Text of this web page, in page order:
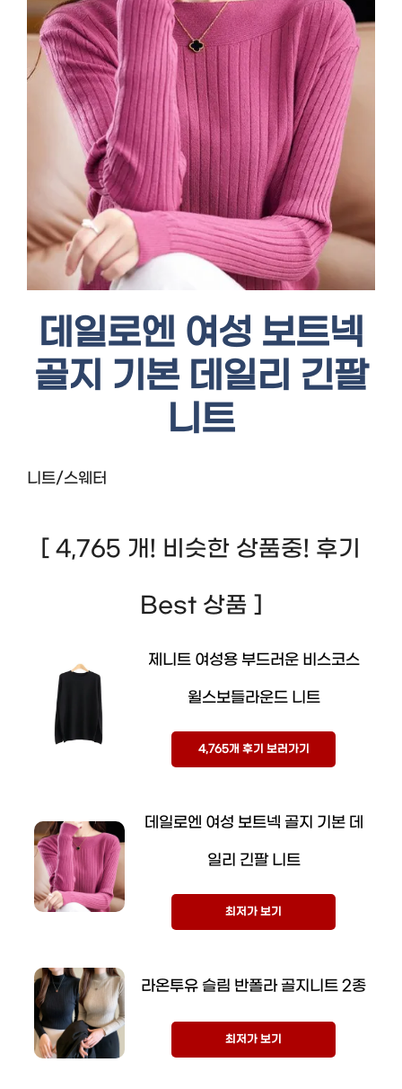
데일로엔 여성 보트넥
골지 기본 데일리 긴팔
니트
니트/스웨터
[ 4,765 개! 비슷한 상품중! 후기
Best 상품 ]
제니트 여성용 부드러운 비스코스
윌스보들라운드 니트
4,765개 후기 보러가기
데일로엔 여성 보트넥 골지 기본 데
일리 긴팔 니트
최저가 보기
라온투유 슬림 반폴라 골지니트 2종
최저가 보기